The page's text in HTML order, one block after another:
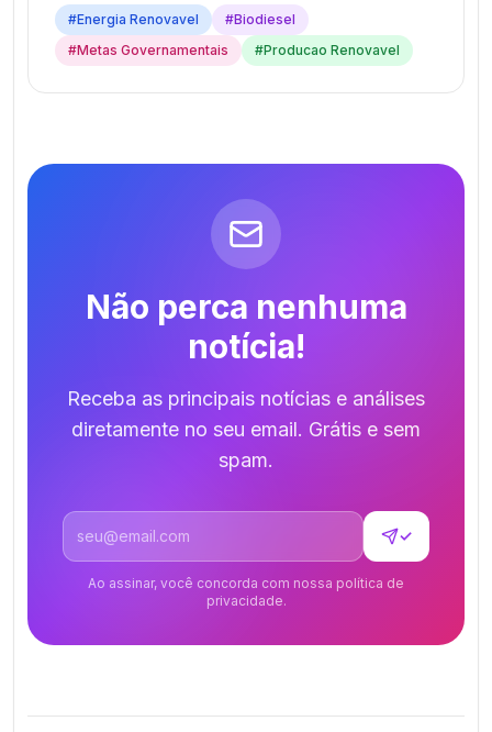
#Energia Renovavel #Biodiesel
#Metas Governamentais #Producao Renovavel
Não perca nenhuma
notícia!
Receba as principais notícias e análises
diretamente no seu email. Grátis e sem
spam.
Endereço de email
✓
Ao assinar, você concorda com nossa política de
privacidade.